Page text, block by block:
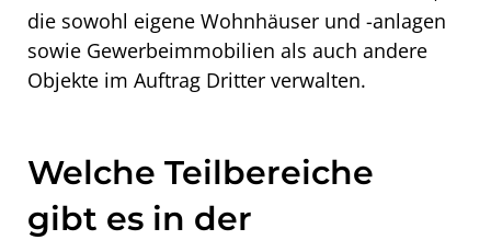
die sowohl eigene Wohnhäuser und -anlagen
sowie Gewerbeimmobilien als auch andere
Objekte im Auftrag Dritter verwalten.
Welche Teilbereiche
gibt es in der